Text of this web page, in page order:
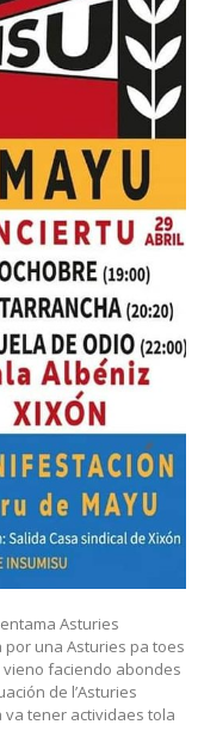
Asturies
una Asturies pa toes
vieno faciendo abondes
de l’Asturies
va tener actividaes tola